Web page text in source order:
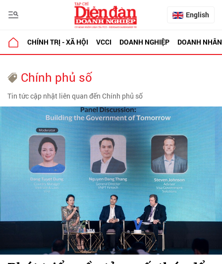
English
CHÍNH TRỊ - XÃ HỘI VCCI DOANH NGHIỆP DOANH NHÂN
Chính phủ số
Tin tức cập nhật liên quan đến Chính phủ số